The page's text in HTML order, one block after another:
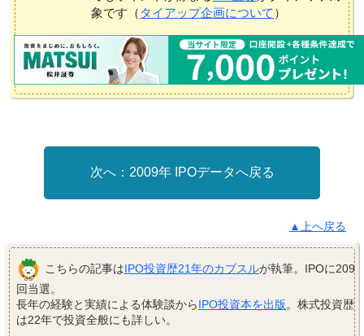
象です（ タイアップ企画について ）
2009年 IPOデータへ戻る
▲上へ戻る
こちらの記事はIPO投資歴21年のカブスルが執筆。IPOに209
回当選。
長年の経験と実績による体験談からIPO投資本を出版。株式投資歴
は22年で投資全般にも詳しい。